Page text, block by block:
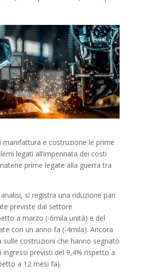
manifattura e costruzione le prime
legati all’impennata dei costi
prime legate alla guerra tra
si registra una riduzione pari
previste dal settore
a marzo (-6mila unità) e del
con un anno fa (-4mila). Ancora
costruzioni che hanno segnato
ingressi previsti del 9,4% rispetto a
a 12 mesi fa).